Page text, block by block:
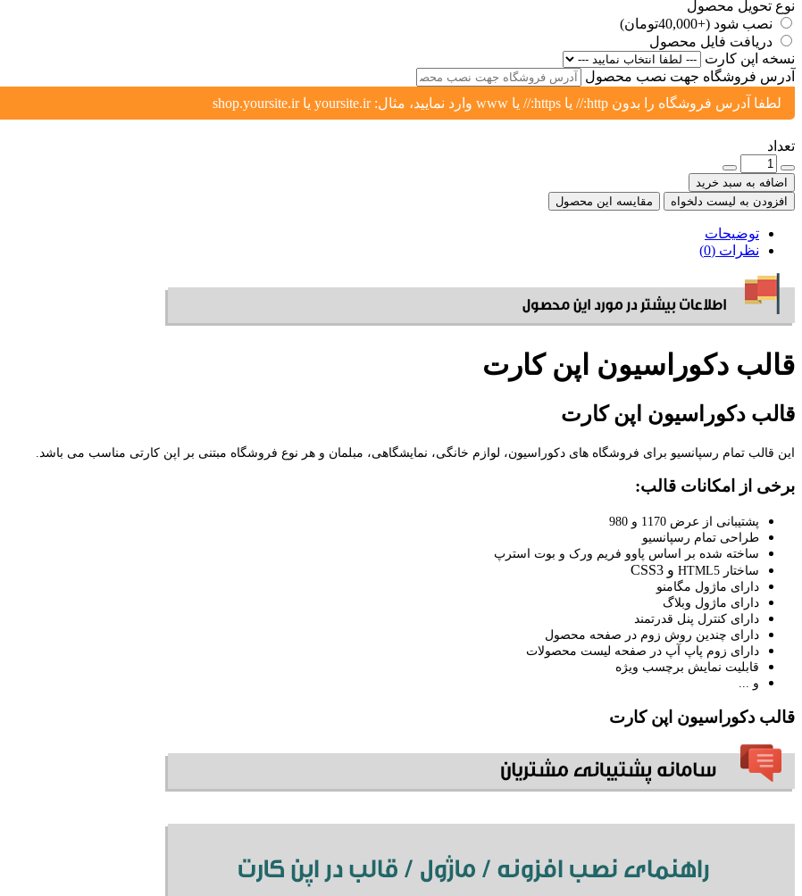
نوع تحویل محصول
نصب شود (+40,000تومان)
دریافت فایل محصول
نسخه اپن کارت
آدرس فروشگاه جهت نصب محصول
لطفا آدرس فروشگاه را بدون http:// یا https:// یا www وارد نمایید، مثال: yoursite.ir یا shop.yoursite.ir
تعداد
اضافه به سبد خرید
افزودن به لیست دلخواه
مقایسه این محصول
توضیحات
نظرات (0)
قالب دکوراسیون اپن کارت
قالب دکوراسیون اپن کارت
این قالب تمام رسپانسیو برای فروشگاه های دکوراسیون، لوازم خانگی، نمایشگاهی، مبلمان و هر نوع فروشگاه مبتنی بر اپن کارتی مناسب می باشد.
برخی از امکانات قالب:
پشتیبانی از عرض 1170 و 980
طراحی تمام رسپانسیو
ساخته شده بر اساس پاوو فریم ورک و بوت استرپ
ساختار HTML5
و CSS3
دارای ماژول مگامنو
دارای ماژول وبلاگ
دارای کنترل پنل قدرتمند
دارای چندین روش زوم در صفحه محصول
دارای زوم پاپ آپ در صفحه لیست محصولات
قابلیت نمایش برچسب ویژه
و ...
قالب دکوراسیون اپن کارت